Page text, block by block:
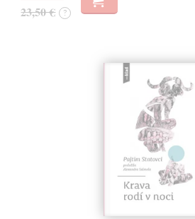
23,50 € ?